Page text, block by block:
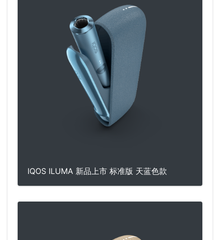
IQOS ILUMA 新品上市 标准版 天蓝色款